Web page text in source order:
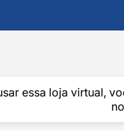
essa loja virtual,